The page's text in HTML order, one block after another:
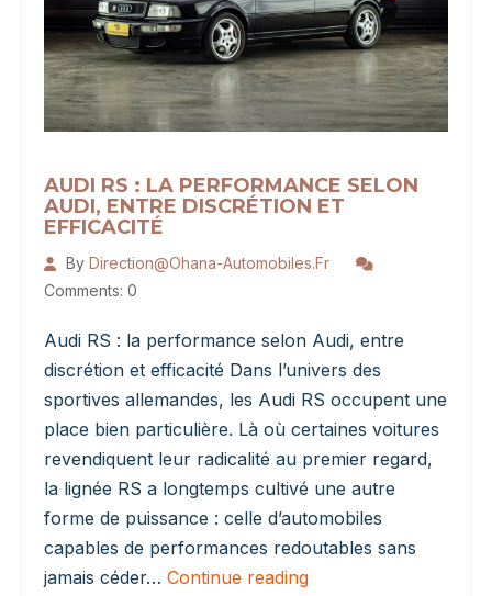
AUDI RS : LA PERFORMANCE SELON
AUDI, ENTRE DISCRÉTION ET
EFFICACITÉ
By Direction@ohana-Automobiles.fr
Comments: 0
Audi RS : la performance selon Audi, entre
discrétion et efficacité Dans l’univers des
sportives allemandes, les Audi RS occupent une
place bien particulière. Là où certaines voitures
revendiquent leur radicalité au premier regard,
la lignée RS a longtemps cultivé une autre
forme de puissance : celle d’automobiles
capables de performances redoutables sans
jamais céder… Continue readingAudi